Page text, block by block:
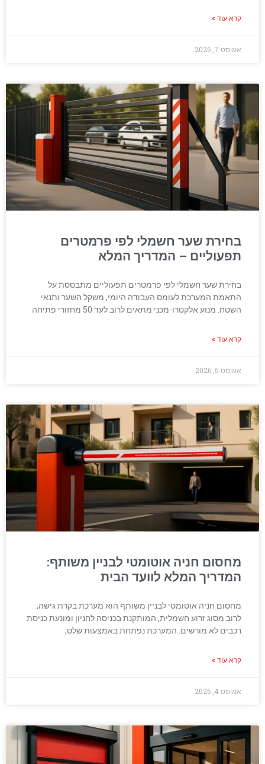
קרא עוד »
אוגוסט 7, 2026
בחירת שער חשמלי לפי פרמטרים
תפעוליים – המדריך המלא
בחירת שער חשמלי לפי פרמטרים תפעוליים מתבססת על
התאמת המערכת לעומס העבודה היומי, משקל השער ותנאי
השטח. מנוע אלקטרו-מכני מתאים לרוב לעד 50 מחזורי פתיחה
קרא עוד »
אוגוסט 5, 2026
מחסום חניה אוטומטי לבניין משותף:
המדריך המלא לוועד הבית
מחסום חניה אוטומטי לבניין משותף הוא מערכת בקרת גישה,
לרוב מסוג זרוע חשמלית, המותקנת בכניסה לחניון ומונעת כניסת
רכבים לא מורשים. המערכת נפתחת באמצעות שלט,
קרא עוד »
אוגוסט 4, 2026